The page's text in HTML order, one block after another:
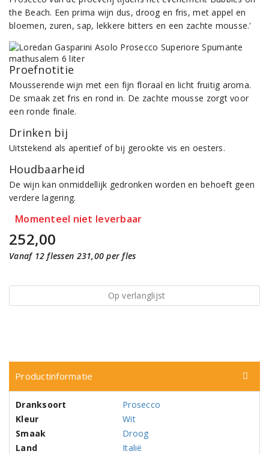
the Beach. Een prima wijn dus, droog en fris, met appel en
bloemen, zuren, sap, lekkere bitters en een zachte mousse.'
Proefnotitie
Mousserende wijn met een fijn floraal en licht fruitig aroma.
De smaak zet fris en rond in. De zachte mousse zorgt voor
een ronde finale.
Drinken bij
Uitstekend als aperitief of bij gerookte vis en oesters.
Houdbaarheid
De wijn kan onmiddellijk gedronken worden en behoeft geen
verdere lagering.
Momenteel niet leverbaar
252,00
Vanaf 12 flessen 231,00 per fles
Op verlanglijst
Productinformatie
Dranksoort
Prosecco
Kleur
Wit
Smaak
Droog
Land
Italië